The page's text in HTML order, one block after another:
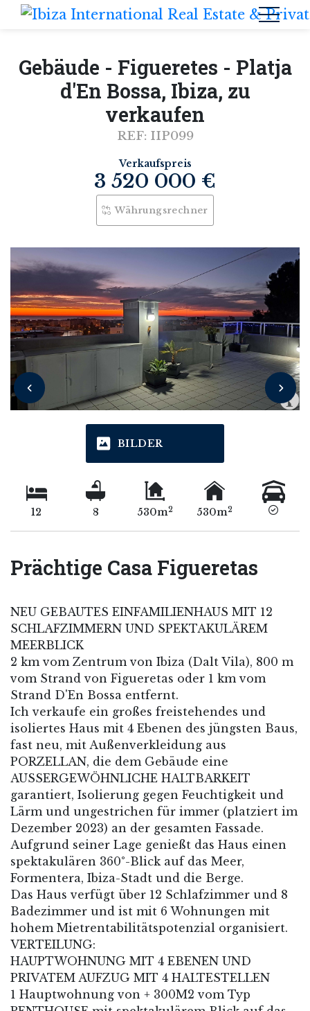
Gebäude - Figueretes - Platja
d'En Bossa, Ibiza, zu
verkaufen
REF: IIP099
Verkaufspreis
3 520 000 €
Währungsrechner
BILDER
12 8 530m2 530m2
Prächtige Casa Figueretas
NEU GEBAUTES EINFAMILIENHAUS MIT 12
SCHLAFZIMMERN UND SPEKTAKULÄREM
MEERBLICK
2 km vom Zentrum von Ibiza (Dalt Vila), 800 m
vom Strand von Figueretas oder 1 km vom
Strand D'En Bossa entfernt.
Ich verkaufe ein großes freistehendes und
isoliertes Haus mit 4 Ebenen des jüngsten Baus,
fast neu, mit Außenverkleidung aus
PORZELLAN, die dem Gebäude eine
AUSSERGEWÖHNLICHE HALTBARKEIT
garantiert, Isolierung gegen Feuchtigkeit und
Lärm und ungestrichen für immer (platziert im
Dezember 2023) an der gesamten Fassade.
Aufgrund seiner Lage genießt das Haus einen
spektakulären 360°-Blick auf das Meer,
Formentera, Ibiza-Stadt und die Berge.
Das Haus verfügt über 12 Schlafzimmer und 8
Badezimmer und ist mit 6 Wohnungen mit
hohem Mietrentabilitätspotenzial organisiert.
VERTEILUNG:
HAUPTWOHNUNG MIT 4 EBENEN UND
PRIVATEM AUFZUG MIT 4 HALTESTELLEN
1 Hauptwohnung von + 300M2 vom Typ